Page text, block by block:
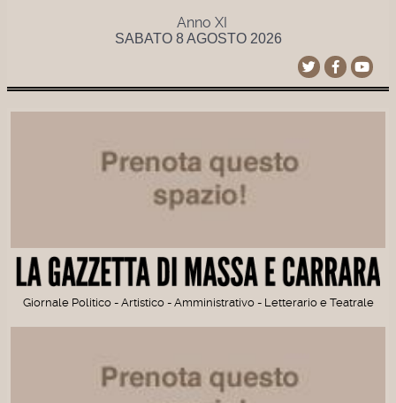
Anno XI
SABATO 8 AGOSTO 2026
Giornale Politico - Artistico - Amministrativo - Letterario e Teatrale